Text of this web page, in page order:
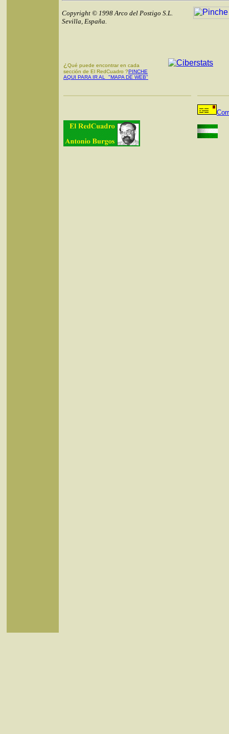
Copyright © 1998 Arco del Postigo S.L.
Sevilla, España.
¿ Qué puede encontrar en cada
sección de El RedCuadro ?PINCHE
AQUI PARA IR AL "MAPA DE WEB"